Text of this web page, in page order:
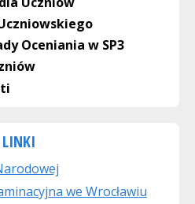
Oceniania w SP3
LINKI
we Wrocławiu